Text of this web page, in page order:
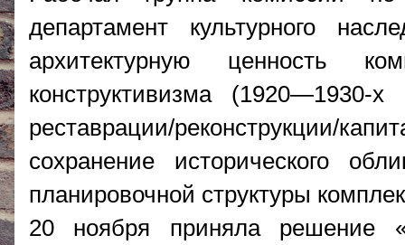
департамент культурного
архитектурную ценность
конструктивизма
реставрации/реконструкции/
сохранение исторического
планировочной структуры
20 ноября приняла решение